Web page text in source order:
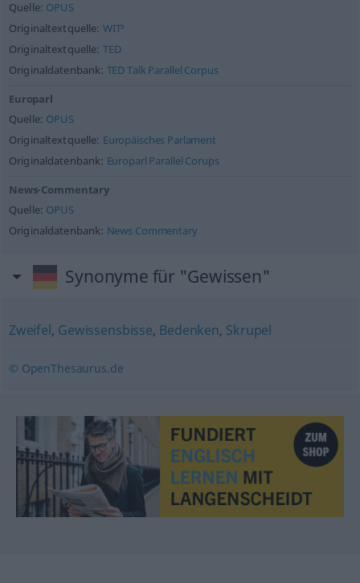
Quelle: OPUS
Originaltextquelle: WIT³
Originaltextquelle: TED
Originaldatenbank: TED Talk Parallel Corpus
Europarl
Quelle: OPUS
Originaltextquelle: Europäisches Parlament
Originaldatenbank: Europarl Parallel Corups
News-Commentary
Quelle: OPUS
Originaldatenbank: News Commentary
Synonyme für "Gewissen"
Zweifel, Gewissensbisse, Bedenken, Skrupel
© OpenThesaurus.de